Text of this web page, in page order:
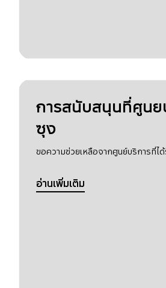
การสนับสนุนที่ศูนย
ซุง
ขอความช่วยเหลือจากศูนย์บริการที่ไ
อ่านเพิ่มเติม